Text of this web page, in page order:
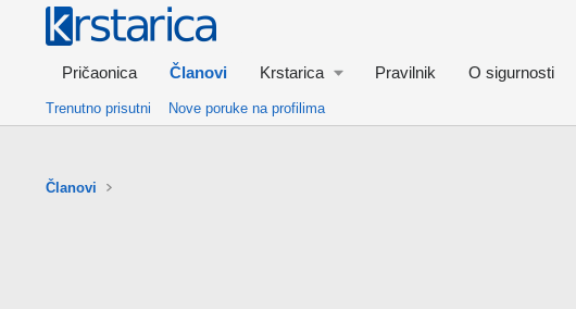
Pričaonica Članovi Krstarica Pravilnik O sigurnosti
Trenutno prisutni Nove poruke na profilima
Članovi